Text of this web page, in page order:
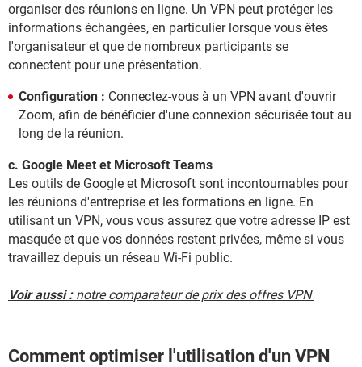
organiser des réunions en ligne. Un VPN peut protéger les
informations échangées, en particulier lorsque vous êtes
l'organisateur et que de nombreux participants se
connectent pour une présentation.
Configuration : Connectez-vous à un VPN avant d'ouvrir
Zoom, afin de bénéficier d'une connexion sécurisée tout au
long de la réunion.
c. Google Meet et Microsoft Teams
Les outils de Google et Microsoft sont incontournables pour
les réunions d'entreprise et les formations en ligne. En
utilisant un VPN, vous vous assurez que votre adresse IP est
masquée et que vos données restent privées, même si vous
travaillez depuis un réseau Wi-Fi public.
Voir aussi : notre comparateur de prix des offres VPN
Comment optimiser l'utilisation d'un VPN